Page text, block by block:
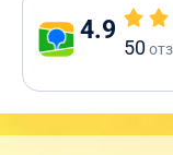
4.9
50